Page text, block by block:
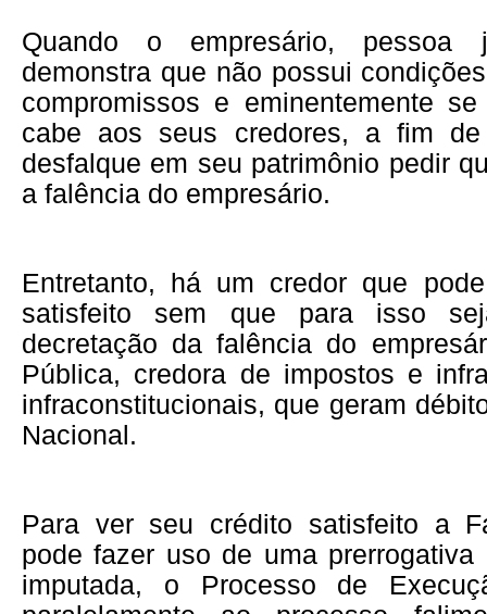
Quando o empresário, pessoa
demonstra que não possui
compromissos e eminentemente
cabe aos seus credores, a fim
desfalque em seu patrimônio pedir
a falência do empresário.
Entretanto, há um credor que
satisfeito sem que para isso
decretação da falência do
Pública, credora de impostos e
infraconstitucionais, que geram
Nacional.
Para ver seu crédito satisfeito a
pode fazer uso de uma
imputada, o Processo de